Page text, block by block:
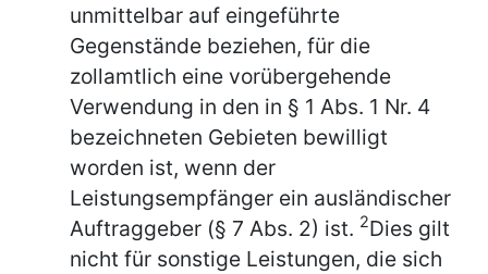
unmittelbar auf eingeführte
Gegenstände beziehen, für die
zollamtlich eine vorübergehende
Verwendung in den in § 1 Abs. 1 Nr. 4
bezeichneten Gebieten bewilligt
worden ist, wenn der
Leistungsempfänger ein ausländischer
Auftraggeber (§ 7 Abs. 2) ist. 2Dies gilt
nicht für sonstige Leistungen, die sich